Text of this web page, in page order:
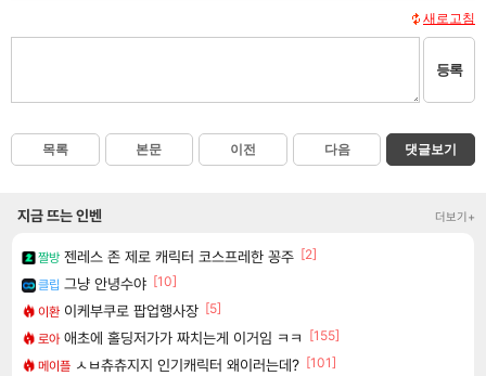
새로고침
등록
목록 본문 이전 다음 댓글보기
지금 뜨는 인벤 더보기+
짤방 젠레스 존 제로 캐릭터 코스프레한 꽁주 [2]
클립 그냥 안녕수야 [10]
이환 이케부쿠로 팝업행사장 [5]
로아 애초에 홀딩저가가 짜치는게 이거임 ㅋㅋ
[155]
메이플 ㅅㅂ츄츄지지 인기캐릭터 왜이러는데? [101]